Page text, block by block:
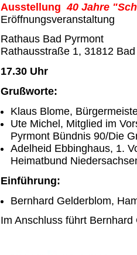
Ausstellung40 Jahre "
Eröffnungsveranstaltung
Rathaus Bad Pyrmont
Rathausstraße 1, 31812
17.30 Uhr
Grußworte:
Klaus Blome,
Ute Michel, Mitglied im
Pyrmont Bündnis 90/Die
Adelheid Ebbinghaus, 1.
Heimatbund
Einführung:
Bernhard Gelderblom,
Im Anschluss führt